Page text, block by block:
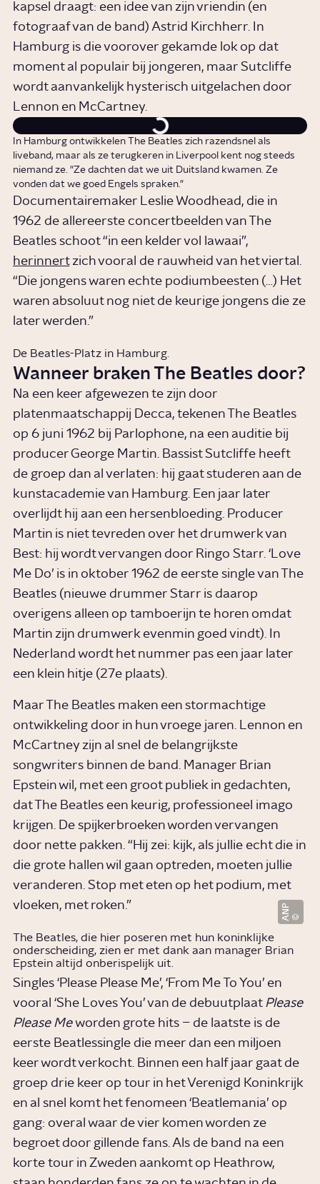
kapsel draagt: een idee van zijn vriendin (en
fotograaf van de band) Astrid Kirchherr. In
Hamburg is die voorover gekamde lok op dat
moment al populair bij jongeren, maar Sutcliffe
wordt aanvankelijk hysterisch uitgelachen door
Lennon en McCartney.
In Hamburg ontwikkelen The Beatles zich razendsnel als
liveband, maar als ze terugkeren in Liverpool kent nog steeds
niemand ze. "Ze dachten dat we uit Duitsland kwamen. Ze
vonden dat we goed Engels spraken."
Documentairemaker Leslie Woodhead, die in
1962 de allereerste concertbeelden van The
Beatles schoot “in een kelder vol lawaai”,
herinnertzich vooral de rauwheid van het viertal.
“Die jongens waren echte podiumbeesten (…) Het
waren absoluut nog niet de keurige jongens die ze
later werden.”
De Beatles-Platz in Hamburg.
Wanneer braken The Beatles door?
Na een keer afgewezen te zijn door
platenmaatschappij Decca, tekenen The Beatles
op 6 juni 1962 bij Parlophone, na een auditie bij
producer George Martin. Bassist Sutcliffe heeft
de groep dan al verlaten: hij gaat studeren aan de
kunstacademie van Hamburg. Een jaar later
overlijdt hij aan een hersenbloeding. Producer
Martin is niet tevreden over het drumwerk van
Best: hij wordt vervangen door Ringo Starr. ‘Love
Me Do’ is in oktober 1962 de eerste single van The
Beatles (nieuwe drummer Starr is daarop
overigens alleen op tamboerijn te horen omdat
Martin zijn drumwerk evenmin goed vindt). In
Nederland wordt het nummer pas een jaar later
een klein hitje (27e plaats).
Maar The Beatles maken een stormachtige
ontwikkeling door in hun vroege jaren. Lennon en
McCartney zijn al snel de belangrijkste
songwriters binnen de band. Manager Brian
Epstein wil, met een groot publiek in gedachten,
dat The Beatles een keurig, professioneel imago
krijgen. De spijkerbroeken worden vervangen
door nette pakken. “Hij zei: kijk, als jullie echt die in
die grote hallen wil gaan optreden, moeten jullie
veranderen. Stop met eten op het podium, met
vloeken, met roken.”
ANP
The Beatles, die hier poseren met hun koninklijke
onderscheiding, zien er met dank aan manager Brian
Epstein altijd onberispelijk uit.
Singles ‘Please Please Me’, ‘From Me To You’ en
vooral ‘She Loves You’ van de debuutplaat Please
Please Meworden grote hits – de laatste is de
eerste Beatlessingle die meer dan een miljoen
keer wordt verkocht. Binnen een half jaar gaat de
groep drie keer op tour in het Verenigd Koninkrijk
en al snel komt het fenomeen ‘Beatlemania’ op
gang: overal waar de vier komen worden ze
begroet door gillende fans. Als de band na een
korte tour in Zweden aankomt op Heathrow,